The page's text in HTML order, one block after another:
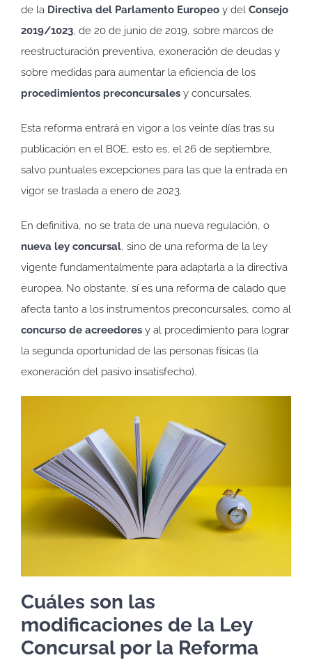
de la Directiva del Parlamento Europeo y del Consejo
2019/1023, de 20 de junio de 2019, sobre marcos de
reestructuración preventiva, exoneración de deudas y
sobre medidas para aumentar la eficiencia de los
procedimientos preconcursales y concursales.
Esta reforma entrará en vigor a los veinte días tras su
publicación en el BOE, esto es, el 26 de septiembre,
salvo puntuales excepciones para las que la entrada en
vigor se traslada a enero de 2023.
En definitiva, no se trata de una nueva regulación, o
nueva ley concursal, sino de una reforma de la ley
vigente fundamentalmente para adaptarla a la directiva
europea. No obstante, sí es una reforma de calado que
afecta tanto a los instrumentos preconcursales, como al
concurso de acreedores y al procedimiento para lograr
la segunda oportunidad de las personas físicas (la
exoneración del pasivo insatisfecho).
Cuáles son las
modificaciones de la Ley
Concursal por la Reforma